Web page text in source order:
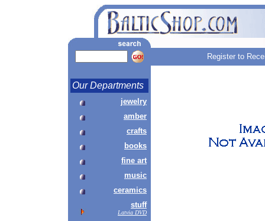
Register to
Our Departments
jewelry
amber
crafts
books
fine art
music
ceramics
stuff
Latvia DVD